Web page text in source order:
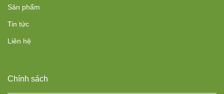
Sản phẩm
Tin tức
Liên hệ
Chính sách